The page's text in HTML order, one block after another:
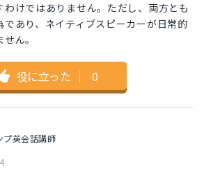
わけではありません。ただし、両方とも
あり、ネイティブスピーカーが日常的
ん。
役に立った ｜ 0
プ英会話講師